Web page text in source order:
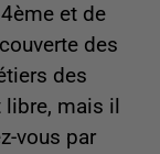
et de
des
des
mais il
vous par